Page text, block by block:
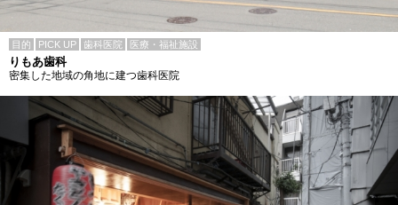
目的 PICK UP 歯科医院 医療・福祉施設
りもあ歯科
密集した地域の角地に建つ歯科医院